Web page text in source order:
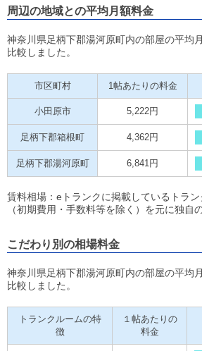
周辺の地域との平均月額料金
神奈川県足柄下郡湯河原町内の部屋の平均
比較しました。
市区町村 1帖あたりの料金
小田原市 5,222円
足柄下郡箱根町 4,362円
足柄下郡湯河原町 6,841円
賃料相場：eトランクに掲載しているトラ
（初期費用・手数料等を除く）を元に独自
こだわり別の相場料金
神奈川県足柄下郡湯河原町内の部屋の平均
比較しました。
トランクルームの特
徴
１帖あたりの
料金